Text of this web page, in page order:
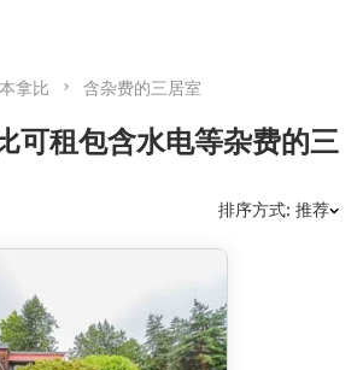
本拿比 含杂费的三居室
可租包含水电等杂费的三
排序方式: 推荐